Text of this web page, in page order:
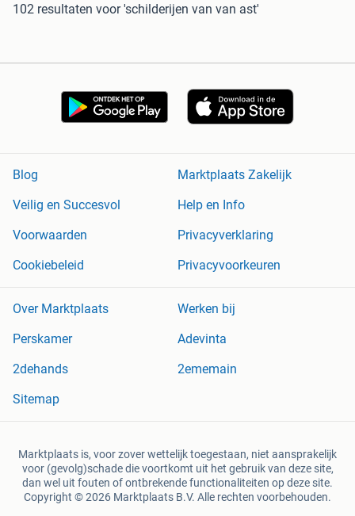
102 resultaten voor 'schilderijen van van ast'
Blog
Marktplaats Zakelijk
Veilig en Succesvol
Help en Info
Voorwaarden
Privacyverklaring
Cookiebeleid
Privacyvoorkeuren
Over Marktplaats
Werken bij
Perskamer
Adevinta
2dehands
2ememain
Sitemap
Marktplaats is, voor zover wettelijk toegestaan, niet aansprakelijk
voor (gevolg)schade die voortkomt uit het gebruik van deze site,
dan wel uit fouten of ontbrekende functionaliteiten op deze site.
Copyright © 2026 Marktplaats B.V. Alle rechten voorbehouden.